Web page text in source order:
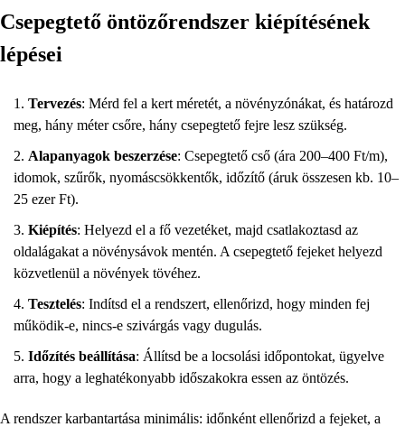
Csepegtető öntözőrendszer kiépítésének
lépései
Tervezés: Mérd fel a kert méretét, a növényzónákat, és határozd
meg, hány méter csőre, hány csepegtető fejre lesz szükség.
Alapanyagok beszerzése: Csepegtető cső (ára 200–400 Ft/m),
idomok, szűrők, nyomáscsökkentők, időzítő (áruk összesen kb. 10–
25 ezer Ft).
Kiépítés: Helyezd el a fő vezetéket, majd csatlakoztasd az
oldalágakat a növénysávok mentén. A csepegtető fejeket helyezd
közvetlenül a növények tövéhez.
Tesztelés: Indítsd el a rendszert, ellenőrizd, hogy minden fej
működik-e, nincs-e szivárgás vagy dugulás.
Időzítés beállítása: Állítsd be a locsolási időpontokat, ügyelve
arra, hogy a leghatékonyabb időszakokra essen az öntözés.
A rendszer karbantartása minimális: időnként ellenőrizd a fejeket, a